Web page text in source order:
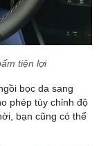
tiện lợi
bọc da sang
phép tùy chỉnh độ
bạn cũng có thể